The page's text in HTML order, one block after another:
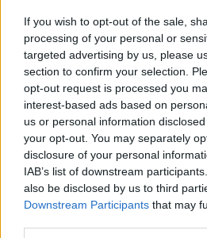
If you wish to opt-out of the sale,
processing of your personal or
targeted advertising by us, please
section to confirm your selection.
opt-out request is processed you
interest-based ads based on
us or personal information
your opt-out. You may separately
disclosure of your personal
IAB’s list of downstream
also be disclosed by us to third
Downstream Participants that may
Aamps stabilizza
Avr, non più ritardi nei
Indotto Eni, incontro in
Municipale, chiesto
Sanità, "serve più
Sciopero in vista,